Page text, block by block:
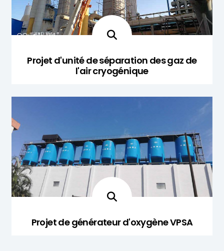
Projet d'unité de séparation des gaz de
l'air cryogénique
Projet de générateur d'oxygène VPSA